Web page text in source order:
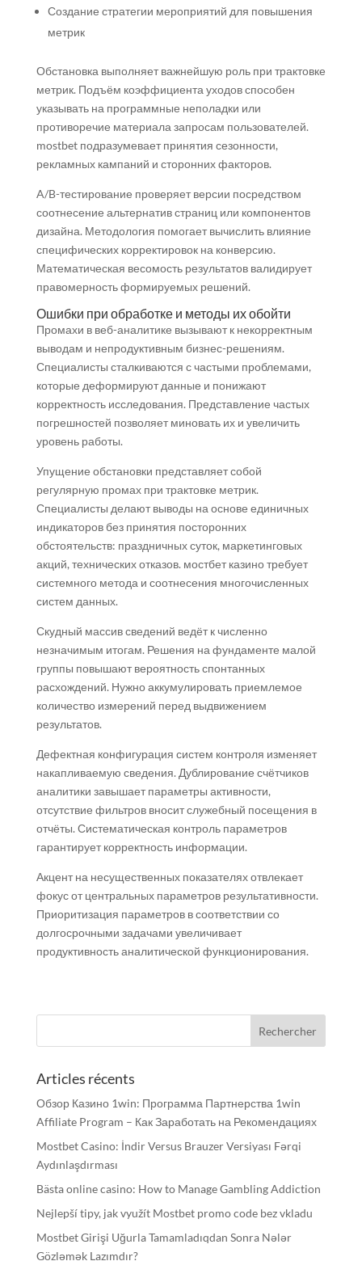
Создание стратегии мероприятий для повышения
метрик
Обстановка выполняет важнейшую роль при трактовке
метрик. Подъём коэффициента уходов способен
указывать на программные неполадки или
противоречие материала запросам пользователей.
mostbet подразумевает принятия сезонности,
рекламных кампаний и сторонних факторов.
A/B-тестирование проверяет версии посредством
соотнесение альтернатив страниц или компонентов
дизайна. Методология помогает вычислить влияние
специфических корректировок на конверсию.
Математическая весомость результатов валидирует
правомерность формируемых решений.
Ошибки при обработке и методы их обойти
Промахи в веб-аналитике вызывают к некорректным
выводам и непродуктивным бизнес-решениям.
Специалисты сталкиваются с частыми проблемами,
которые деформируют данные и понижают
корректность исследования. Представление частых
погрешностей позволяет миновать их и увеличить
уровень работы.
Упущение обстановки представляет собой
регулярную промах при трактовке метрик.
Специалисты делают выводы на основе единичных
индикаторов без принятия посторонних
обстоятельств: праздничных суток, маркетинговых
акций, технических отказов. мостбет казино требует
системного метода и соотнесения многочисленных
систем данных.
Скудный массив сведений ведёт к численно
незначимым итогам. Решения на фундаменте малой
группы повышают вероятность спонтанных
расхождений. Нужно аккумулировать приемлемое
количество измерений перед выдвижением
результатов.
Дефектная конфигурация систем контроля изменяет
накапливаемую сведения. Дублирование счётчиков
аналитики завышает параметры активности,
отсутствие фильтров вносит служебный посещения в
отчёты. Систематическая контроль параметров
гарантирует корректность информации.
Акцент на несущественных показателях отвлекает
фокус от центральных параметров результативности.
Приоритизация параметров в соответствии со
долгосрочными задачами увеличивает
продуктивность аналитической функционирования.
Articles récents
Обзор Казино 1win: Программа Партнерства 1win
Affiliate Program – Как Заработать на Рекомендациях
Mostbet Casino: İndir Versus Brauzer Versiyası Fərqi
Aydınlaşdırması
Bästa online casino: How to Manage Gambling Addiction
Nejlepší tipy, jak využít Mostbet promo code bez vkladu
Mostbet Girişi Uğurla Tamamladıqdan Sonra Nələr
Gözləmək Lazımdır?